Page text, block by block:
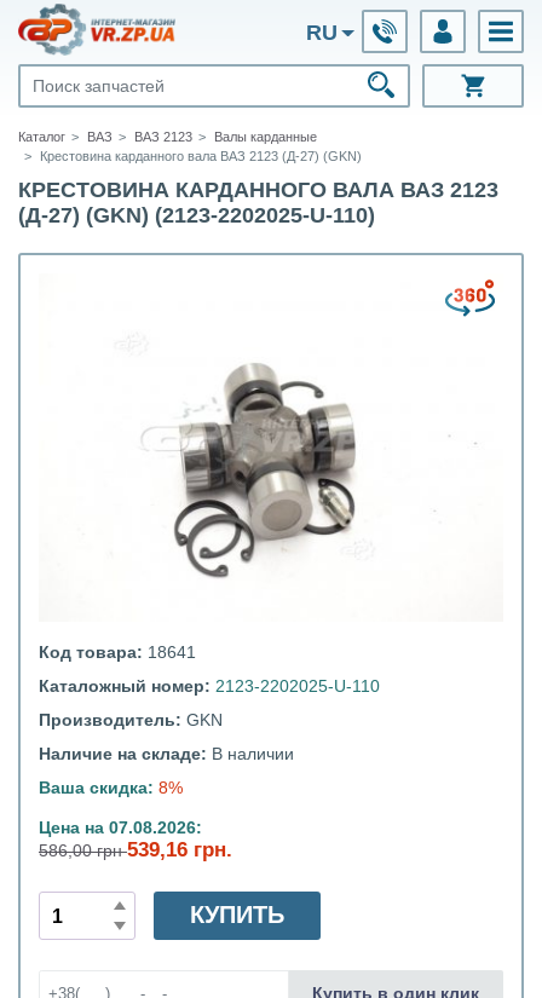
RU
Каталог ВАЗ ВАЗ 2123
Валы карданные
Крестовина карданного вала ВАЗ 2123 (Д-27) (GKN)
КРЕСТОВИНА КАРДАННОГО ВАЛА ВАЗ 2123
(Д-27) (GKN) (2123-2202025-U-110)
Код товара: 18641
Каталожный номер: 2123-2202025-U-110
Производитель: GKN
Наличие на складе: В наличии
Ваша скидка: 8%
Цена на 07.08.2026:
586,00 грн539,16 грн.
КУПИТЬ
Купить в один клик